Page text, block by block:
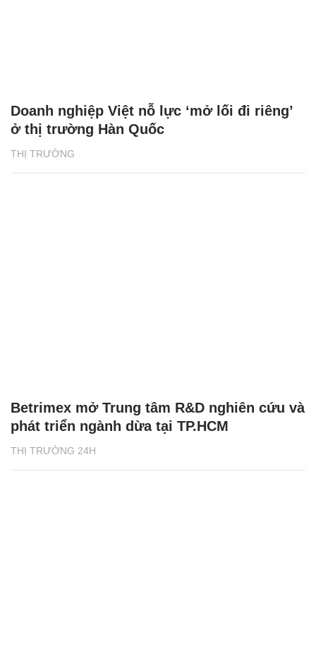
THỊ TRƯỜNG
Doanh nghiệp Việt nỗ lực ‘mở lối đi riêng’
ở thị trường Hàn Quốc
THỊ TRƯỜNG 24H
Betrimex mở Trung tâm R&D nghiên cứu và
phát triển ngành dừa tại TP.HCM